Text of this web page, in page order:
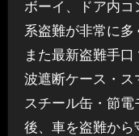
ボーイ、ドア内
系盗難が非常に多
また最新盗難手
波遮断ケース・ス
スチール缶・節
後、車を盗難から